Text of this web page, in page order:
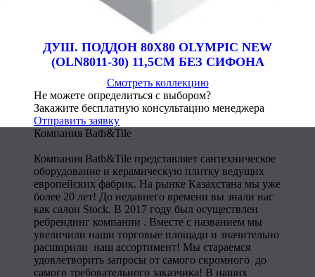
ДУШ. ПОДДОН 80Х80 OLYMPIC NEW
(OLN8011-30) 11,5CM БЕЗ СИФОНА
Смотреть коллекцию
Не можете определиться с выбором?
Закажите бесплатную консультацию менеджера
Отправить заявку
Компания Bath&Tile
Компания Bath&Tile представляет сантехническое
оборудование и керамическую плитку ведущих
европейских фабрик. На рынке Казахстана мы уже
более 20 лет! До недавнего времени вы знали нас
как салон Stock. В 2017 году был осуществлен
ребрендинг компании . Вместе с названием мы
увеличили наши торговые площади и значительно
расширили наш ассортимент! Мы стараемся
удовлетворить запросы от самого скромного до
самого требовательного заказчика! В наших